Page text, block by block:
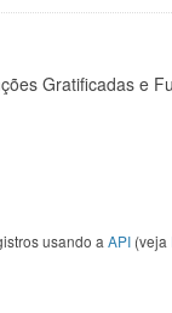
Gratificadas e
usando a API (veja